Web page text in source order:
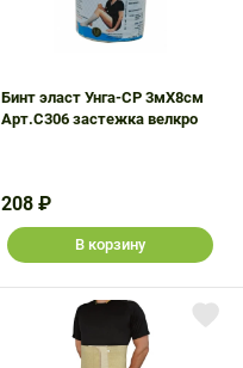
Бинт эласт Унга-СР 3мX8см
Арт.С306 застежка велкро
208 ₽
В корзину